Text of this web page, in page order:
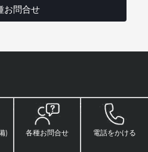
)
各種お問合せ 電話をかける
お問合せ
BYD AUTO 山形
その他